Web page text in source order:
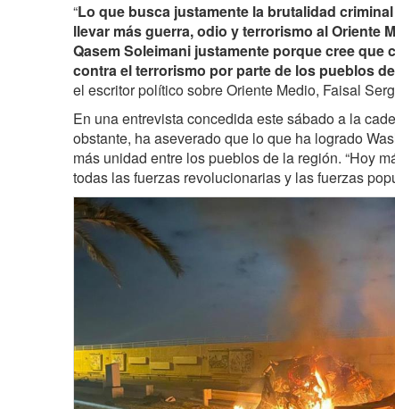
“Lo que busca justamente la brutalidad
llevar más guerra, odio y terrorismo al Oriente
Qasem Soleimani justamente porque cree que
contra el terrorismo por parte de los pueblos
el escritor político sobre Oriente Medio, Faisal
En una entrevista concedida este sábado a la
obstante, ha aseverado que lo que ha logrado
más unidad entre los pueblos de la región. “Hoy
todas las fuerzas revolucionarias y las fuerzas